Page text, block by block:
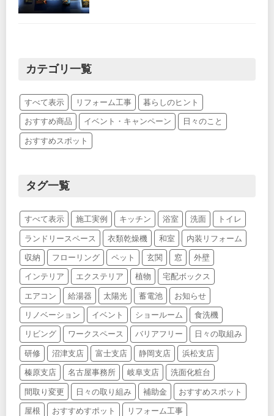
カテゴリ一覧
すべて表示 リフォーム工事 暮らしのヒント
おすすめ商品 イベント・キャンペーン 日々のこと
おすすめスポット
タグ一覧
すべて表示 施工実例 キッチン 浴室 洗面 トイレ
ランドリースペース 衣類乾燥機 和室 内装リフォーム
収納 フローリング ペット 玄関 窓 外壁
インテリア エクステリア 植物 宅配ボックス
エアコン 給湯器 太陽光 蓄電池 お知らせ
リノベーション イベント ショールーム 食洗機
リビング ワークスペース バリアフリー 日々の取組み
研修 沼津支店 富士支店 静岡支店 浜松支店
榛原支店 名古屋事務所 岐阜支店 洗面化粧台
間取り変更 日々の取り組み 補助金 おすすめスポット
屋根 おすすめすポット リフォーム工事